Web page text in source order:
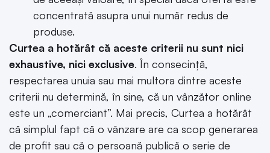
concentrată asupra unui număr redus de
produse.
Curtea a hotărât că aceste criterii nu sunt nici
exhaustive, nici exclusive. În consecință,
respectarea unuia sau mai multora dintre aceste
criterii nu determină, în sine, că un vânzător online
este un „comerciant”. Mai precis, Curtea a hotărât
că simplul fapt că o vânzare are ca scop generarea
de profit sau că o persoană publică o serie de